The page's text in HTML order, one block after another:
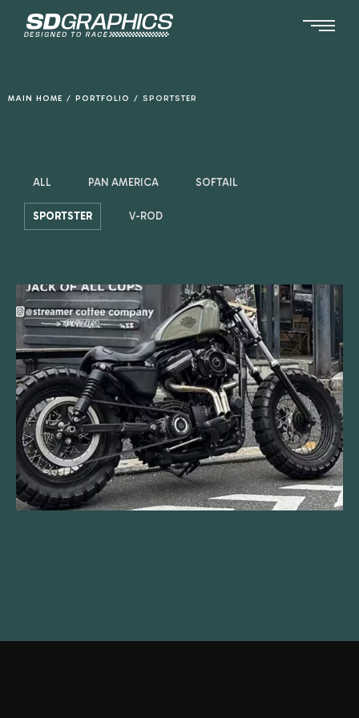
MAIN HOME / PORTFOLIO / SPORTSTER
ALL PAN AMERICA SOFTAIL
SPORTSTER V-ROD
SPORTSTER
H-D SPORTSTER XL883 TO 1200 (DIRT
STER 05)